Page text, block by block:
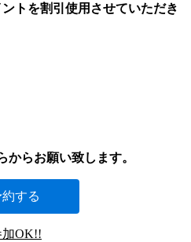
トを割引使用させていただき
からお願い致します。
する
加OK!!